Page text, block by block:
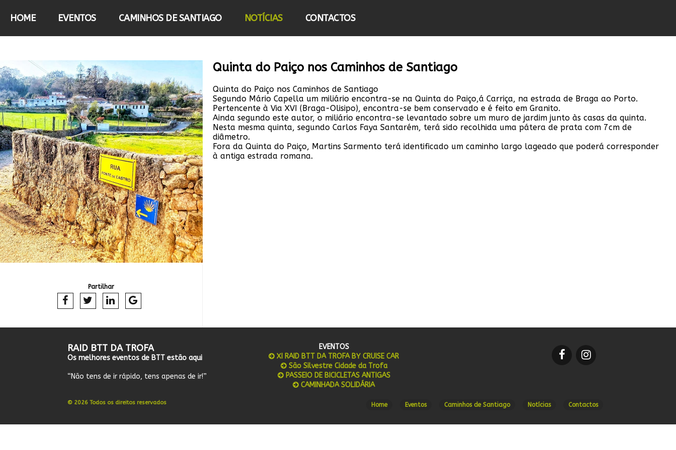
HOME EVENTOS CAMINHOS DE SANTIAGO NOTÍCIAS CONTACTOS
Partilhar
Quinta do Paiço nos Caminhos de Santiago
Quinta do Paiço nos Caminhos de Santiago
Segundo Mário Capella um miliário encontra-se na Quinta do Paiço,á Carriça, na estrada de Braga ao Porto.
Pertencente à Via XVI (Braga-Olisipo), encontra-se bem conservado e é feito em Granito.
Ainda segundo este autor, o miliário encontra-se levantado sobre um muro de jardim junto às casas da quinta.
Nesta mesma quinta, segundo Carlos Faya Santarém, terá sido recolhida uma pátera de prata com 7cm de
diâmetro.
Fora da Quinta do Paiço, Martins Sarmento terá identificado um caminho largo lageado que poderá corresponder
à antiga estrada romana.
RAID BTT DA TROFA
Os melhores eventos de BTT estão aqui
“Não tens de ir rápido, tens apenas de ir!”
EVENTOS
XI RAID BTT DA TROFA BY CRUISE CAR
São Silvestre Cidade da Trofa
PASSEIO DE BICICLETAS ANTIGAS
CAMINHADA SOLIDÁRIA
© 2026 Todos os direitos reservados Home Eventos Caminhos de Santiago Notícias Contactos